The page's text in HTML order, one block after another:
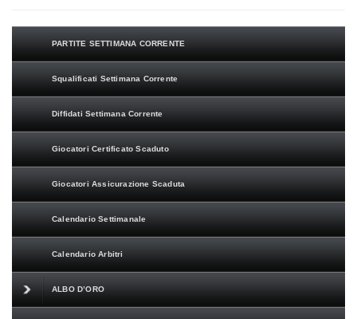
PARTITE SETTIMANA CORRENTE
Squalificati Settimana Corrente
Diffidati Settimana Corrente
Giocatori Certificato Scaduto
Giocatori Assicurazione Scaduta
Calendario Settimanale
Calendario Arbitri
ALBO D’ORO